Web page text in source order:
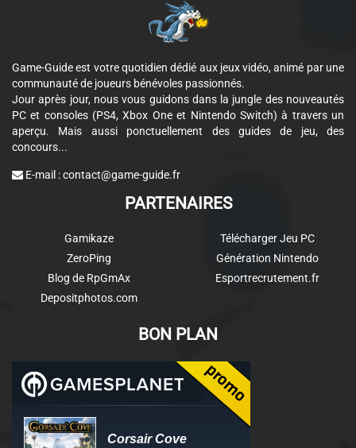
Game-Guide est votre quotidien dédié aux jeux vidéo, animé par une
communauté de joueurs bénévoles passionnés.
Jour après jour, nous vous guidons dans la jungle des nouveautés
PC et consoles (PS4, Xbox One et Nintendo Switch) à travers un
aperçu. Mais aussi ponctuellement des guides de jeu, des
concours...
E-mail :contact@game-guide.fr
PARTENAIRES
Gamikaze
ZeroPing
Blog de RpGmAx
Depositphotos.com
Télécharger Jeu PC
Génération Nintendo
Esportrecrutement.fr
BON PLAN